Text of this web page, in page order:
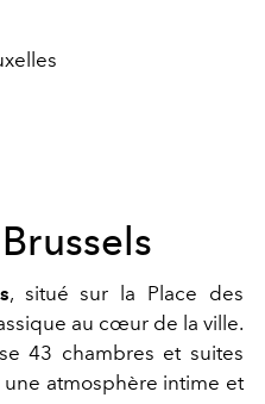
, situé sur la Place des
au cœur de la ville.
43 chambres et suites
atmosphère intime et